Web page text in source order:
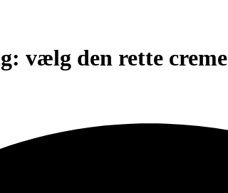
vælg den rette creme